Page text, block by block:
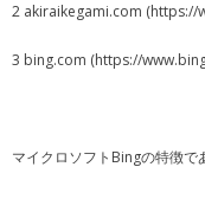
2 akiraikegami.com
3 bing.com (https://
マイクロソフトBingの特徴